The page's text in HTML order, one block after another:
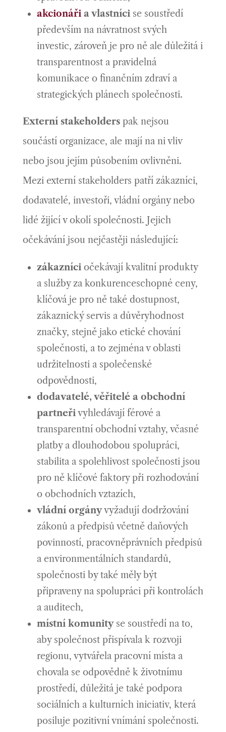
akcionářia vlastnícise soustředí
především na návratnost svých
investic, zároveň je pro ně ale důležitá i
transparentnost a pravidelná
komunikace o finančním zdraví a
strategických plánech společnosti.
Externí stakeholderspak nejsou
součástí organizace, ale mají na ni vliv
nebo jsou jejím působením ovlivněni.
Mezi externí stakeholders patří zákazníci,
dodavatelé, investoři, vládní orgány nebo
lidé žijící v okolí společnosti. Jejich
očekávání jsou nejčastěji následující:
zákazníciočekávají kvalitní produkty
a služby za konkurenceschopné ceny,
klíčová je pro ně také dostupnost,
zákaznický servis a důvěryhodnost
značky, stejně jako etické chování
společnosti, a to zejména v oblasti
udržitelnosti a společenské
odpovědnosti,
dodavatelé, věřitelé a obchodní
partneřivyhledávají férové a
transparentní obchodní vztahy, včasné
platby a dlouhodobou spolupráci,
stabilita a spolehlivost společnosti jsou
pro ně klíčové faktory při rozhodování
o obchodních vztazích,
vládní orgányvyžadují dodržování
zákonů a předpisů včetně daňových
povinností, pracovněprávních předpisů
a environmentálních standardů,
společnosti by také měly být
připraveny na spolupráci při kontrolách
a auditech,
místní komunityse soustředí na to,
aby společnost přispívala k rozvoji
regionu, vytvářela pracovní místa a
chovala se odpovědně k životnímu
prostředí, důležitá je také podpora
sociálních a kulturních iniciativ, která
posiluje pozitivní vnímání společnosti.